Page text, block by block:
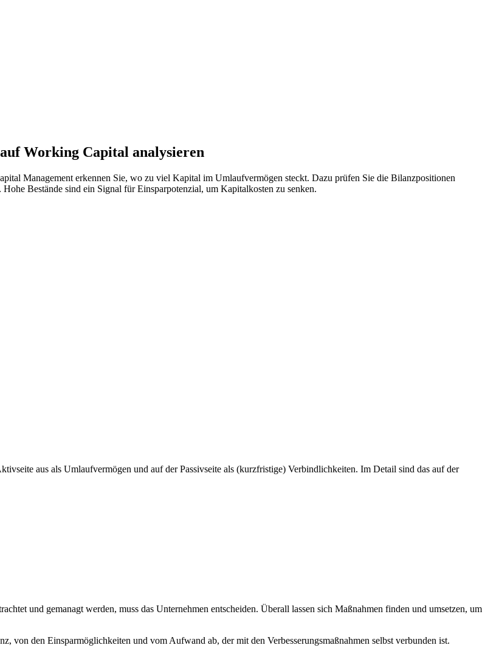
Working Capital analysieren
Management erkennen Sie, wo zu viel Kapital im Umlaufvermögen steckt. Dazu prüfen Sie die Bilanzpositionen
Bestände sind ein Signal für Einsparpotenzial, um Kapitalkosten zu senken.
aus als Umlaufvermögen und auf der Passivseite als (kurzfristige) Verbindlichkeiten. Im Detail sind das auf der
und gemanagt werden, muss das Unternehmen entscheiden. Überall lassen sich Maßnahmen finden und umsetzen, um
von den Einsparmöglichkeiten und vom Aufwand ab, der mit den Verbesserungsmaßnahmen selbst verbunden ist.